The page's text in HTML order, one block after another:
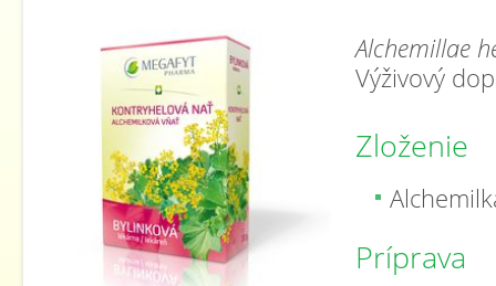
Alchemillae
Výživový
Zloženie
Príprava